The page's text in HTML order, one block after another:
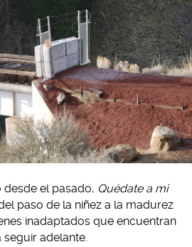
desde el pasado, Quédate a mi
paso de la niñez a la madurez
inadaptados que encuentran
adelante.